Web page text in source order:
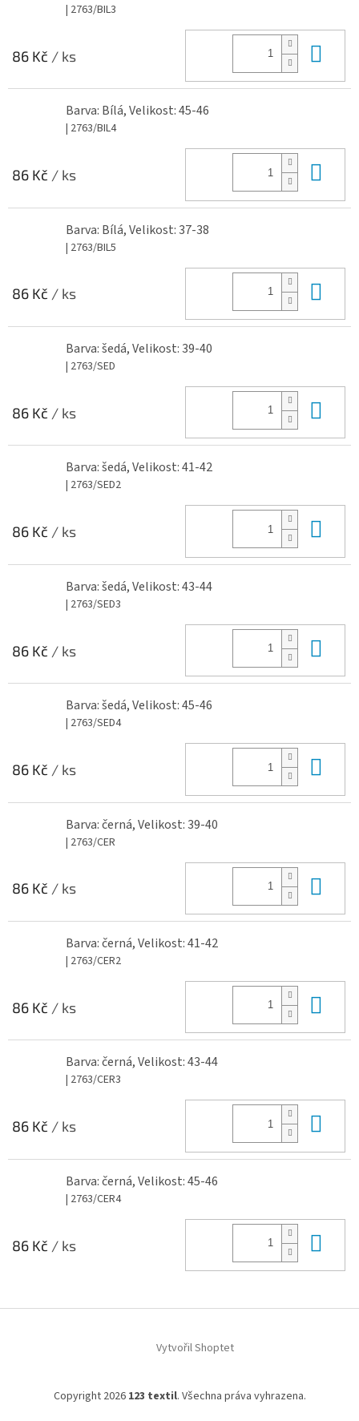
| 2763/BIL3
86 Kč / ks
Barva: Bílá, Velikost: 45-46
| 2763/BIL4
86 Kč / ks
Barva: Bílá, Velikost: 37-38
| 2763/BIL5
86 Kč / ks
Barva: šedá, Velikost: 39-40
| 2763/SED
86 Kč / ks
Barva: šedá, Velikost: 41-42
| 2763/SED2
86 Kč / ks
Barva: šedá, Velikost: 43-44
| 2763/SED3
86 Kč / ks
Barva: šedá, Velikost: 45-46
| 2763/SED4
86 Kč / ks
Barva: černá, Velikost: 39-40
| 2763/CER
86 Kč / ks
Barva: černá, Velikost: 41-42
| 2763/CER2
86 Kč / ks
Barva: černá, Velikost: 43-44
| 2763/CER3
86 Kč / ks
Barva: černá, Velikost: 45-46
| 2763/CER4
86 Kč / ks
Vytvořil Shoptet
Copyright 2026 123 textil. Všechna práva vyhrazena.